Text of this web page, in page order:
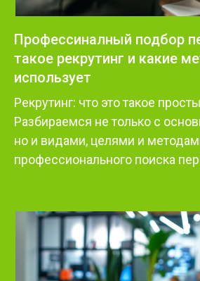
Профессиналный подбор
такое рекрутинг и какие
использует
Рекрутинг: что это такое
Разбираемся не только с
но и видами, целями и
профессионального поиска